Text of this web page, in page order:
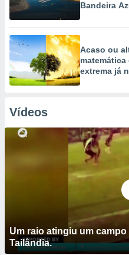
Bandeira
Acaso ou
extrema já
Vídeos
Um raio atingiu um
Tailândia.